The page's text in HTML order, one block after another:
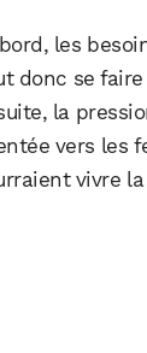
les
donc se
la
vers les
vivre la